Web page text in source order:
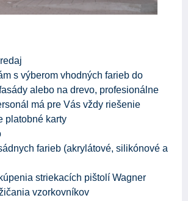
s výberom vhodných farieb do
alebo na drevo, profesionálne
má pre Vás vždy riešenie
platobné karty
farieb (akrylátové, silikónové a
striekacích pištolí Wagner
vzorkovníkov